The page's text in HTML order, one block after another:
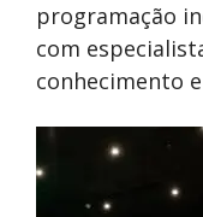
programação
com
conhecimento